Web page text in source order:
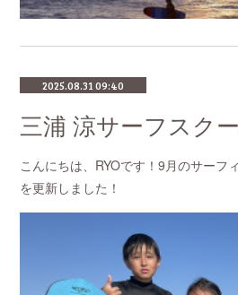
2025.08.31 09:40
こんにちは、RYOです！9月のサーフ
を更新しました！